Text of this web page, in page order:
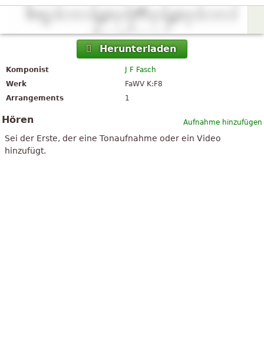
Herunterladen
Komponist
J F Fasch
Werk
FaWV K:F8
Arrangements
1
Aufnahme hinzufügen
Hören
Sei der Erste, der eine Tonaufnahme oder ein Video
hinzufügt.